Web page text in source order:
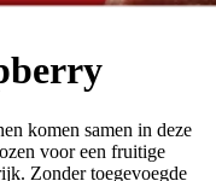
komen samen in deze
voor een fruitige
Zonder toegevoegde